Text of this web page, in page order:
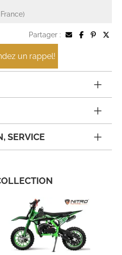
Partager :
un rappel!
SERVICE